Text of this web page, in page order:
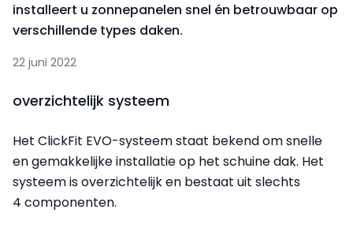
installeert u zonnepanelen snel én betrouwbaar op
verschillende types daken.
22 juni 2022
overzichtelijk systeem
Het ClickFit EVO-systeem staat bekend om snelle
en gemakkelijke installatie op het schuine dak. Het
systeem is overzichtelijk en bestaat uit slechts
4 componenten.